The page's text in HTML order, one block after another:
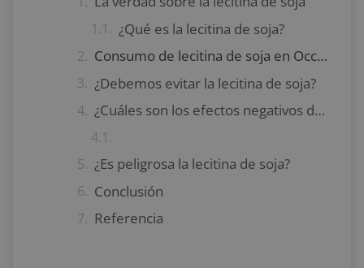
¿Qué es la lecitina de soja?
Consumo de lecitina de soja en Occidente
¿Debemos evitar la lecitina de soja?
¿Cuáles son los efectos negativos de la lecitina de soja?
¿Es peligrosa la lecitina de soja?
Conclusión
Referencia